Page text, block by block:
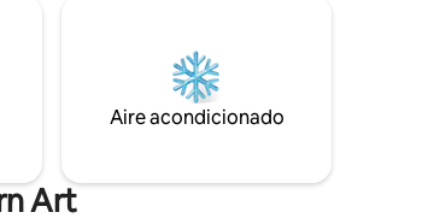
explorar, relajarte o trabajar a distancia,
este espacio administrado por
Superanfitriones ofrece comodidad y
comodidad en una ubicación
Aire acondicionado
Art